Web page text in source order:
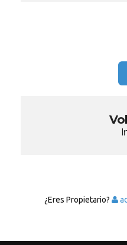
¿Eres Propietario?